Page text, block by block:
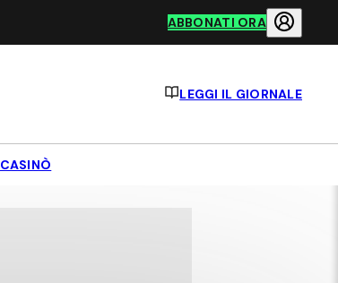
ABBONATI ORA
LEGGI IL GIORNALE
CASINÒ